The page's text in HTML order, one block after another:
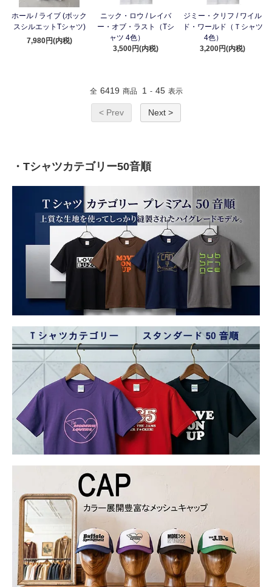
ホール / ライブ (ボック
スシルエットTシャツ)
7,980円(内税)
ニック・ロウ / レイバ
ー・オブ・ラスト（Tシ
ャツ 4色）
3,500円(内税)
ジミー・クリフ / ワイル
ド・ワールド（Ｔシャツ
4色）
3,200円(内税)
全 6419 商品 1 - 45 表示
< Prev Next >
・Tシャツカテゴリー50音順